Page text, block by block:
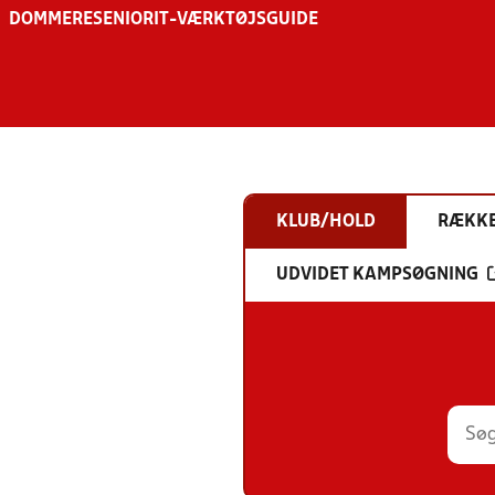
DOMMERESENIOR IT-VÆRKTØJSGUIDE
KLUB/HOLD
UDVIDET KAMPSØGNING